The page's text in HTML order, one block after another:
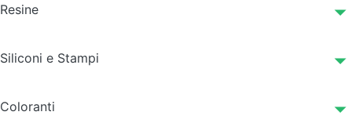
Resine
Siliconi e Stampi
Coloranti